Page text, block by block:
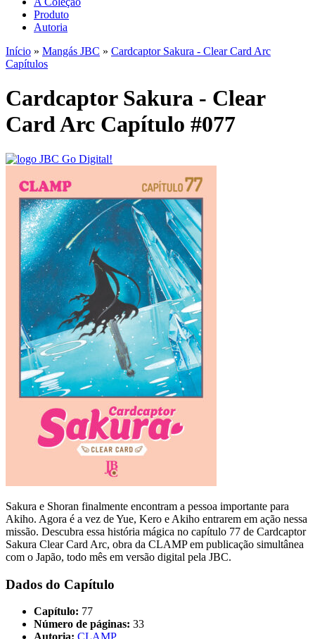
Produto
Autoria
Início » Mangás JBC » Cardcaptor Sakura - Clear Card Arc
Capítulos
Cardcaptor Sakura - Clear
Card Arc Capítulo #077
Sakura e Shoran finalmente encontram a pessoa importante para
Akiho. Agora é a vez de Yue, Kero e Akiho entrarem em ação nessa
missão. Descubra essa história mágica no capítulo 77 de Cardcaptor
Sakura Clear Card Arc, obra da CLAMP em publicação simultânea
com o Japão, todo mês em versão digital pela JBC.
Dados do Capítulo
Capítulo: 77
Número de páginas: 33